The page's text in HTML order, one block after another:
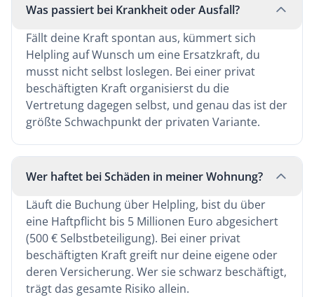
Was passiert bei Krankheit oder Ausfall?
Fällt deine Kraft spontan aus, kümmert sich
Helpling auf Wunsch um eine Ersatzkraft, du
musst nicht selbst loslegen. Bei einer privat
beschäftigten Kraft organisierst du die
Vertretung dagegen selbst, und genau das ist der
größte Schwachpunkt der privaten Variante.
Wer haftet bei Schäden in meiner Wohnung?
Läuft die Buchung über Helpling, bist du über
eine Haftpflicht bis 5 Millionen Euro abgesichert
(500 € Selbstbeteiligung). Bei einer privat
beschäftigten Kraft greift nur deine eigene oder
deren Versicherung. Wer sie schwarz beschäftigt,
trägt das gesamte Risiko allein.